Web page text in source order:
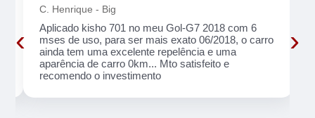
C. Henrique - Big
Aplicado kisho 701 no meu Gol-G7 2018 com 6
mses de uso, para ser mais exato 06/2018, o carro
ainda tem uma excelente repelência e uma
aparência de carro 0km... Mto satisfeito e
recomendo o investimento
‹ ›